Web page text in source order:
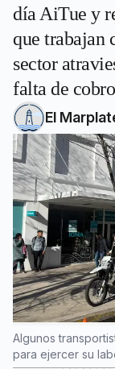
día AiTue y
que trabajan
sector
falta de
El
Algunos
para ejercer su